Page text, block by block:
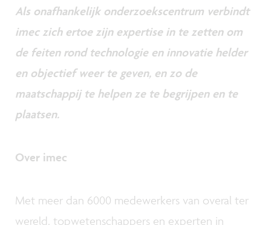
Als onafhankelijk onderzoekscentrum verbindt
imec zich ertoe zijn expertise in te zetten om
de feiten rond technologie en innovatie helder
en objectief weer te geven, en zo de
maatschappij te helpen ze te begrijpen en te
plaatsen.
Over imec
Met meer dan 6000 medewerkers van overal ter
wereld, topwetenschappers en experten in